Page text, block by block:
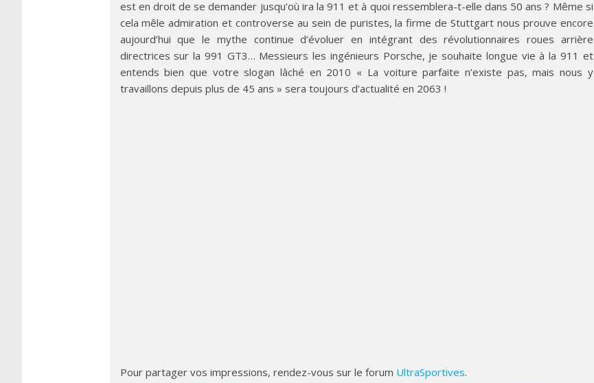
est en droit de se demander jusqu’où ira la 911 et à quoi ressemblera-t-elle dans 50 ans ? Même si
cela mêle admiration et controverse au sein de puristes, la firme de Stuttgart nous prouve encore
aujourd’hui que le mythe continue d’évoluer en intégrant des révolutionnaires roues arrière
directrices sur la 991 GT3… Messieurs les ingénieurs Porsche, je souhaite longue vie à la 911 et
entends bien que votre slogan lâché en 2010 « La voiture parfaite n’existe pas, mais nous y
travaillons depuis plus de 45 ans » sera toujours d’actualité en 2063 !
Pour partager vos impressions, rendez-vous sur le forum UltraSportives.